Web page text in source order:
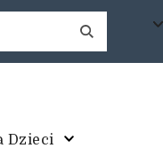
Dzieci